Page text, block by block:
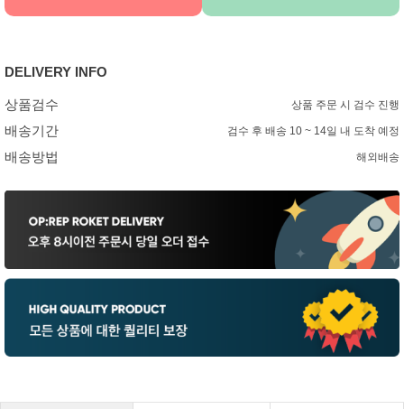
DELIVERY INFO
상품검수 상품 주문 시 검수 진행
배송기간 검수 후 배송 10 ~ 14일 내 도착 예정
배송방법 해외배송